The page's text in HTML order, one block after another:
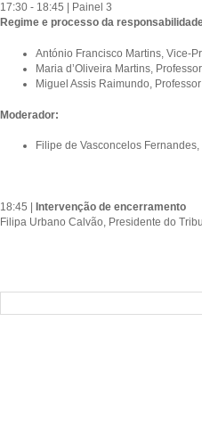
17:30 - 18:45 | Painel 3
Regime e processo da
António Francisco Martins, Vice-
Maria d’Oliveira Martins,
Miguel Assis Raimundo,
Moderador:
Filipe de Vasconcelos
18:45 |
Intervenção de encerramento
Filipa Urbano Calvão, Presidente do